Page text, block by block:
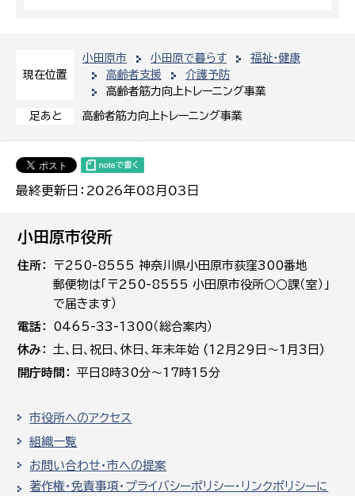
現在位置
小田原市 小田原で暮らす
福祉・健康
高齢者支援
介護予防
高齢者筋力向上トレーニング事業
足あと 高齢者筋力向上トレーニング事業
最終更新日：2026年08月03日
小田原市役所
住所
〒250-8555 神奈川県小田原市荻窪300番地
郵便物は「〒250-8555 小田原市役所○○課（室）」
で届きます）
電話
0465-33-1300（総合案内）
休み
土､日､祝日、休日、年末年始 (12月29日～1月3日)
開庁時間
平日8時30分～17時15分
市役所へのアクセス
組織一覧
お問い合わせ・市への提案
著作権・免責事項・プライバシーポリシー・リンクポリシーに